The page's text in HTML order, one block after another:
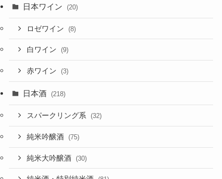
日本ワイン (20)
ロゼワイン (8)
白ワイン (9)
赤ワイン (3)
日本酒 (218)
スパークリング系 (32)
純米吟醸酒 (75)
純米大吟醸酒 (30)